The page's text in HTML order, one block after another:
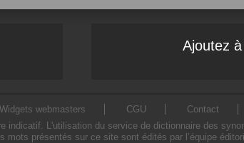
Ajoutez
Widgets webmasters CGU Contact
L'utilisation du service de dictionnaire des
mots présentés sur ce site sont édités par l’équipe